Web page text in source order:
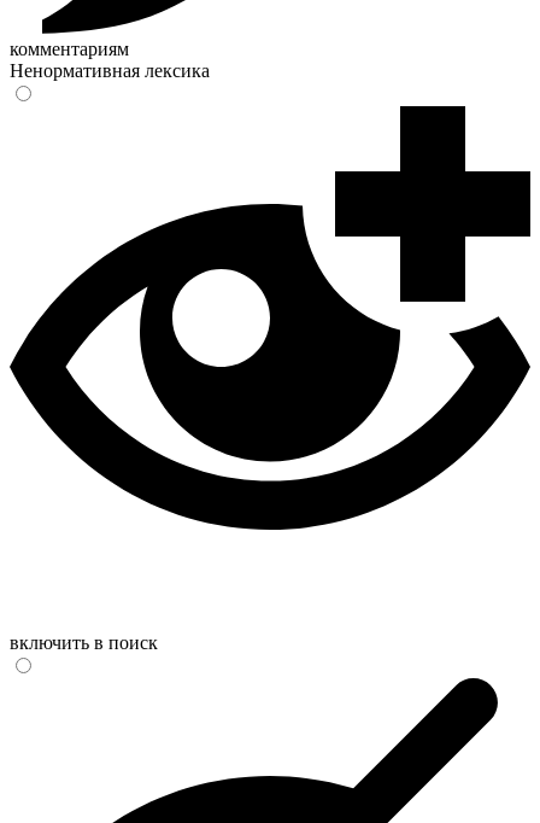
комментариям
Ненормативная лексика
включить в поиск